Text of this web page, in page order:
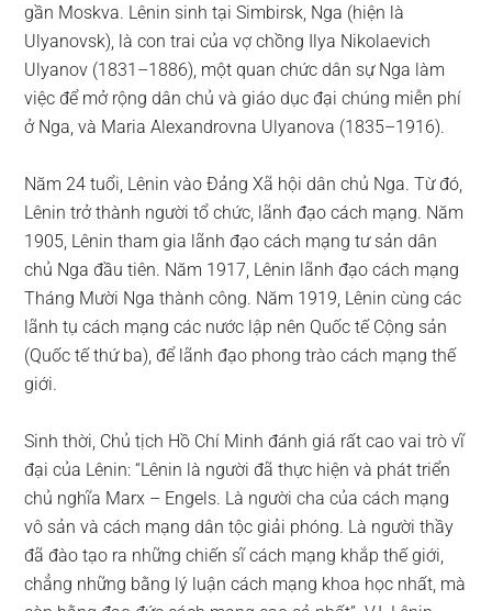
gần Moskva. Lênin sinh tại Simbirsk, Nga (hiện là
Ulyanovsk), là con trai của vợ chồng Ilya Nikolaevich
Ulyanov (1831–1886), một quan chức dân sự Nga làm
việc để mở rộng dân chủ và giáo dục đại chúng miễn phí
ở Nga, và Maria Alexandrovna Ulyanova (1835–1916).
Năm 24 tuổi, Lênin vào Đảng Xã hội dân chủ Nga. Từ đó,
Lênin trở thành người tổ chức, lãnh đạo cách mạng. Năm
1905, Lênin tham gia lãnh đạo cách mạng tư sản dân
chủ Nga đầu tiên. Năm 1917, Lênin lãnh đạo cách mạng
Tháng Mười Nga thành công. Năm 1919, Lênin cùng các
lãnh tụ cách mạng các nước lập nên Quốc tế Cộng sản
(Quốc tế thứ ba), để lãnh đạo phong trào cách mạng thế
giới.
Sinh thời, Chủ tịch Hồ Chí Minh đánh giá rất cao vai trò vĩ
đại của Lênin: “Lênin là người đã thực hiện và phát triển
chủ nghĩa Marx – Engels. Là người cha của cách mạng
vô sản và cách mạng dân tộc giải phóng. Là người thầy
đã đào tạo ra những chiến sĩ cách mạng khắp thế giới,
chẳng những bằng lý luận cách mạng khoa học nhất, mà